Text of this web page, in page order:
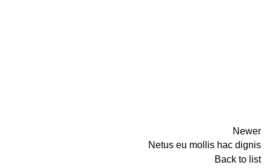
Newer
Netus eu mollis hac dignis
Back to list